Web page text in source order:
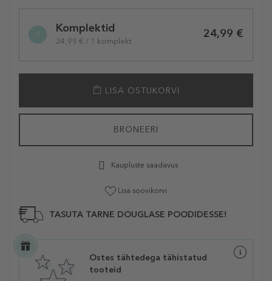
variationKomplektid
24,99 € / 1 komplekt
24,99 €
LISA OSTUKORVI
BRONEERI
Kaupluste saadavus
Lisa soovikorvi
TASUTA TARNE DOUGLASE POODIDESSE!
Ostes tähtedega tähistatud
tooteid